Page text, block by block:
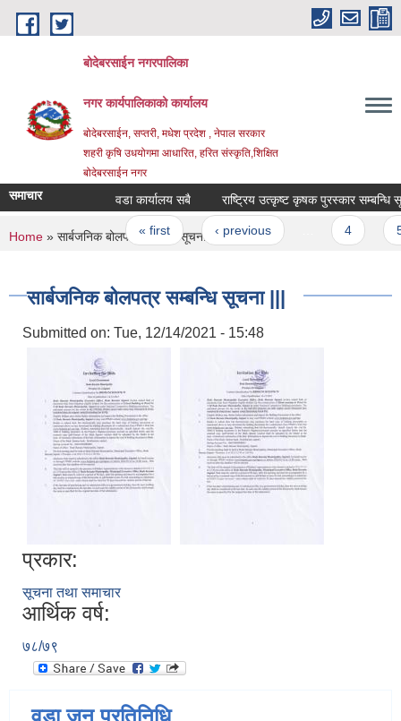
Skip to main content
बोदेबरसाईन नगरपालिका
नगर कार्यपालिकाको कार्यालय
बोदेबरसाईन, सप्तरी, मधेश प्रदेश , नेपाल सरकार
शहरी कृषि उधयोगमा आधारित, हरित संस्कृति,शिक्षित
बोदेबरसाईन नगर
समाचार वडा कार्यालय सबै राष्ट्रिय उत्कृष्ट कृषक पुरस्कार सम्बन्धि
Pages
« first ‹ previous
You are here
Home » सार्बजनिक बोलपत्र सम्बन्धि सूचना |||
सार्बजनिक बोलपत्र सम्बन्धि सूचना |||
Submitted on: Tue, 12/14/2021 - 15:48
प्रकार:
सूचना तथा समाचार
आर्थिक वर्ष:
७८/७९